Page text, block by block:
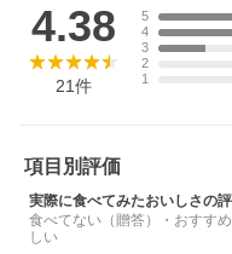
『特製甘だれ漬』と『特製
いたします。
家族で楽しめる800gでお届
※解凍時に味が染み込み肉
※焼く前にタレをしっかり
◆ーーーーーーーーーーー
簡単調理で、いつでも本格
◇ーーーーーーーーーーー
4.38
21件
5
4
3
2
1
項目別評価
実際に食べてみたおいしさの
食べてない（贈答）
・ おすす
しい